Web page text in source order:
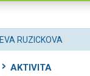
EVA RUZICKOVA
AKTIVITA